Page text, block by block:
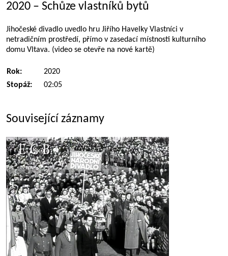
2020 – Schůze vlastníků bytů
Jihočeské divadlo uvedlo hru Jiřího Havelky Vlastníci v
netradičním prostředí, přímo v zasedací místnosti kulturního
domu Vltava. (video se otevře na nové kartě)
Rok:
2020
Stopáž:
02:05
Související záznamy